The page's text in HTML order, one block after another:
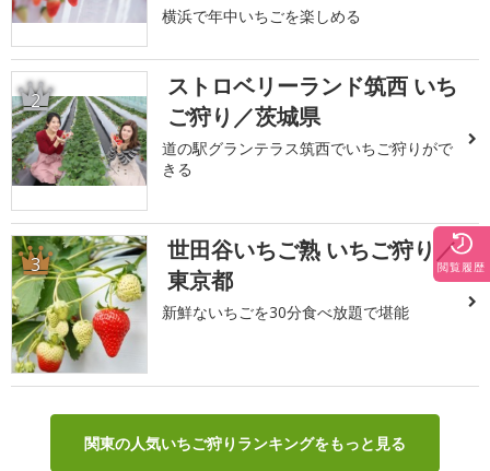
横浜で年中いちごを楽しめる
2
ストロベリーランド筑西 いち
ご狩り／茨城県
道の駅グランテラス筑西でいちご狩りがで
きる
3
世田谷いちご熟 いちご狩り／
東京都
新鮮ないちごを30分食べ放題で堪能
関東の人気いちご狩りランキングをもっと見る
閲覧履歴